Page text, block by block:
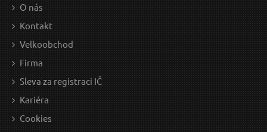
O nás
Kontakt
Velkoobchod
Firma
Sleva za registraci IČ
Kariéra
Cookies